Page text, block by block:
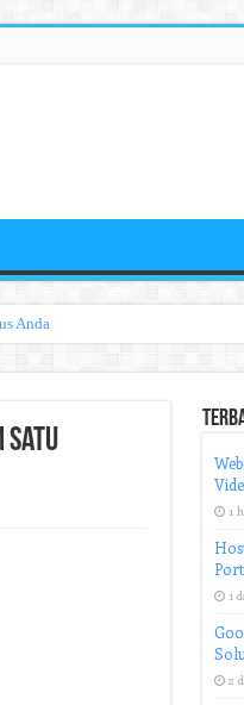
Anda
Satu
1
1
2